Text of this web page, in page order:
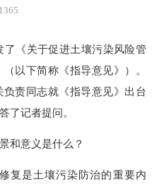
《关于促进土壤污染风险管
以下简称《指导意见》）。
责同志就《指导意见》出台
了记者提问。
意义是什么？
是土壤污染防治的重要内